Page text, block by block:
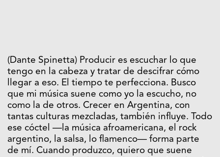
(Dante Spinetta) Producir es escuchar lo que
tengo en la cabeza y tratar de descifrar cómo
llegar a eso. El tiempo te perfecciona. Busco
que mi música suene como yo la escucho, no
como la de otros. Crecer en Argentina, con
tantas culturas mezcladas, también influye. Todo
ese cóctel —la música afroamericana, el rock
argentino, la salsa, lo flamenco— forma parte
de mí. Cuando produzco, quiero que suene